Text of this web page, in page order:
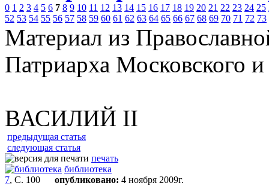
0 1 2 3 4 5 6 7 8 9 10 11 12 13 14 15 16 17 18 19 20 21 22 23 24 25
52 53 54 55 56 57 58 59 60 61 62 63 64 65 66 67 68 69 70 71 72 73
Материал из
Патриарха Московского
ВАСИЛИЙ II
предыдущая статья
следующая статья
печать
библиотека
7, С. 100 опубликовано: 4 ноября 2009г.